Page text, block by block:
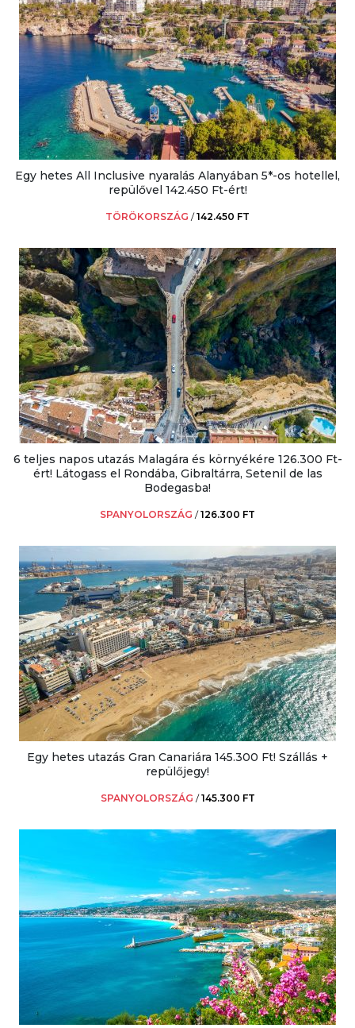
Egy hetes All Inclusive nyaralás Alanyában 5*-os hotellel,
repülővel 142.450 Ft-ért!
TÖRÖKORSZÁG /142.450 FT
6 teljes napos utazás Malagára és környékére 126.300 Ft-
ért! Látogass el Rondába, Gibraltárra, Setenil de las
Bodegasba!
SPANYOLORSZÁG /126.300 FT
Egy hetes utazás Gran Canariára 145.300 Ft! Szállás +
repülőjegy!
SPANYOLORSZÁG /145.300 FT